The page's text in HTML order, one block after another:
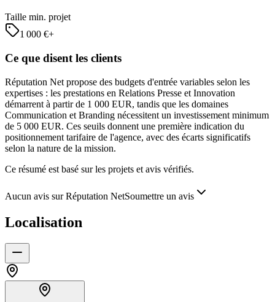
Taille min. projet
1 000 €+
Ce que disent les clients
Réputation Net propose des budgets d'entrée variables selon les
expertises : les prestations en Relations Presse et Innovation
démarrent à partir de 1 000 EUR, tandis que les domaines
Communication et Branding nécessitent un investissement minimum
de 5 000 EUR. Ces seuils donnent une première indication du
positionnement tarifaire de l'agence, avec des écarts significatifs
selon la nature de la mission.
Ce résumé est basé sur les projets et avis vérifiés.
Aucun avis sur Réputation NetSoumettre un avis
Localisation